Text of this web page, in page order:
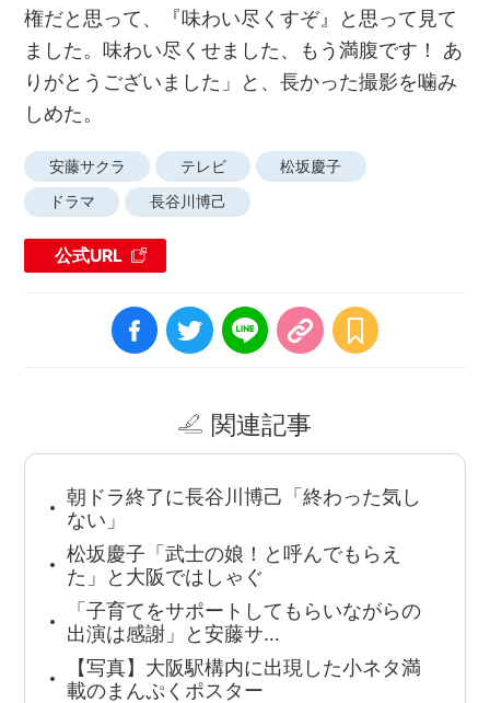
権だと思って、『味わい尽くすぞ』と思って見て
ました。味わい尽くせました、もう満腹です！ あ
りがとうございました」と、長かった撮影を噛み
しめた。
安藤サクラ テレビ
松坂慶子
ドラマ
長谷川博己
公式URL
関連記事
朝ドラ終了に長谷川博己「終わった気し
ない」
松坂慶子「武士の娘！と呼んでもらえ
た」と大阪ではしゃぐ
「子育てをサポートしてもらいながらの
出演は感謝」と安藤サ…
【写真】大阪駅構内に出現した小ネタ満
載のまんぷくポスター